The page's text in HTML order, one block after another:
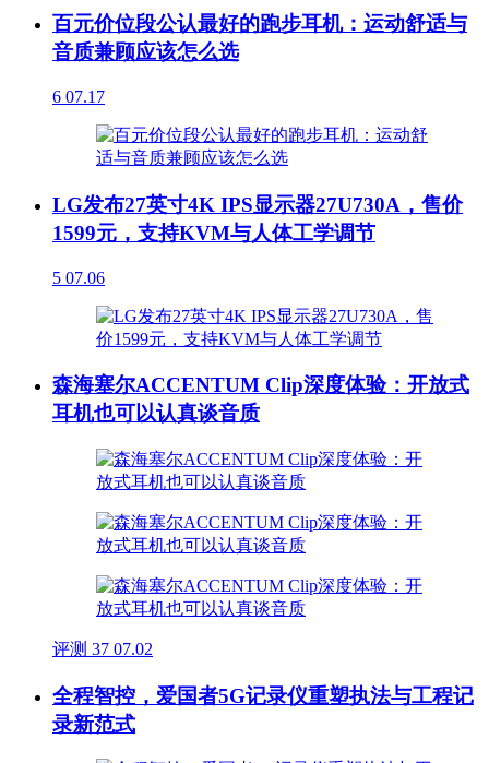
百元价位段公认最好的跑步耳机：运动舒适与
音质兼顾应该怎么选
6 07.17
LG发布27英寸4K IPS显示器27U730A，售价
1599元，支持KVM与人体工学调节
5 07.06
森海塞尔ACCENTUM Clip深度体验：开放式
耳机也可以认真谈音质
评测 37 07.02
全程智控，爱国者5G记录仪重塑执法与工程记
录新范式